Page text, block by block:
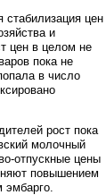
цен
и
цен в целом не
пока не
в число
рост пока
молочный
отпускные цены
повышением